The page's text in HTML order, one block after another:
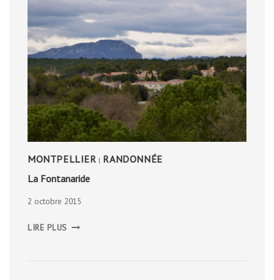
MONTPELLIER | RANDONNÉE
La Fontanaride
2 octobre 2015
LIRE PLUS FONTANARIDE